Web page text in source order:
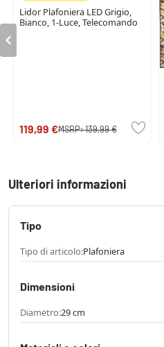
Lidor Plafoniera LED Grigio,
Bianco, 1-Luce, Telecomando
119,99 €MSRP:139,99 €
Ulteriori informazioni
Tipo
Tipo di articolo:Plafoniera
Dimensioni
Diametro:29 cm